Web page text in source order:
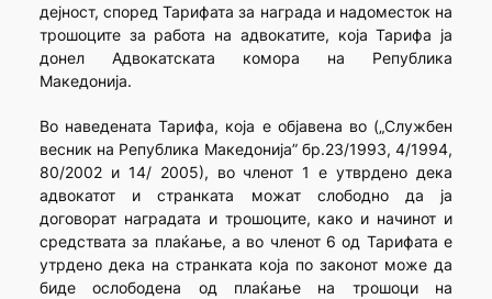
дејност, според Тарифата за награда и надоместок на
трошоците за работа на адвокатите, која Тарифа ја
донел Адвокатската комора на Република
Македонија.
Во наведената Тарифа, која е објавена во („Службен
весник на Република Македонија” бр.23/1993, 4/1994,
80/2002 и 14/ 2005), во членот 1 е утврдено дека
адвокатот и странката можат сло­бодно да ја
договорат наградата и трошоците, како и начинот и
сред­ствата за плаќање, а во членот 6 од Тарифата е
утрдено дека на странката која по законот може да
биде ослободена од плаќање на трошоци на